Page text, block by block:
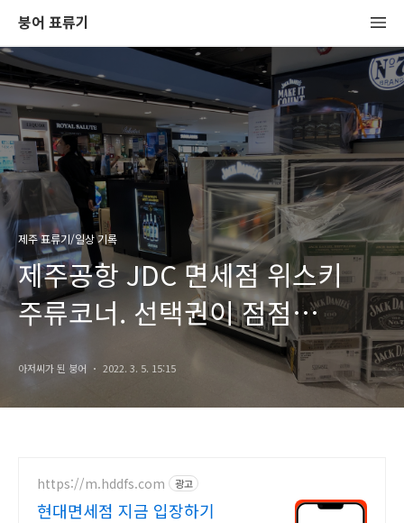
붕어 표류기
제주 표류기/일상 기록
제주공항 JDC 면세점 위스키
주류코너. 선택권이 점점
아저씨가 된 붕어 2022. 3. 5. 15:15
https://m.hddfs.com 광고
현대면세점 지금 입장하기